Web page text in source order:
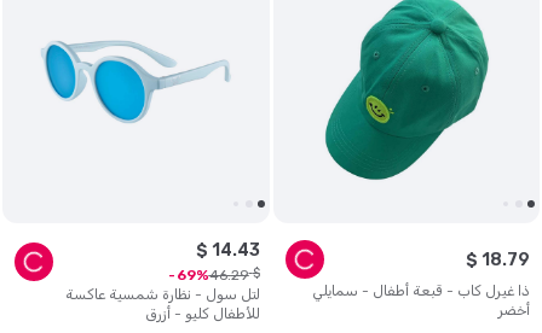
ذا غيرل كاب - قبعة أطفال - سمايلي
أخضر
$ 18.79
لتل سول - نظارة شمسية عاكسة
للأطفال كليو - أزرق
$ 14.43
$
46.29
69